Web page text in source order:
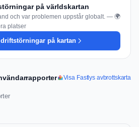
på världskartan
och var problemen uppstår globalt. — 🌍
platser
på kartan
Visa Fastlys avbrottskarta